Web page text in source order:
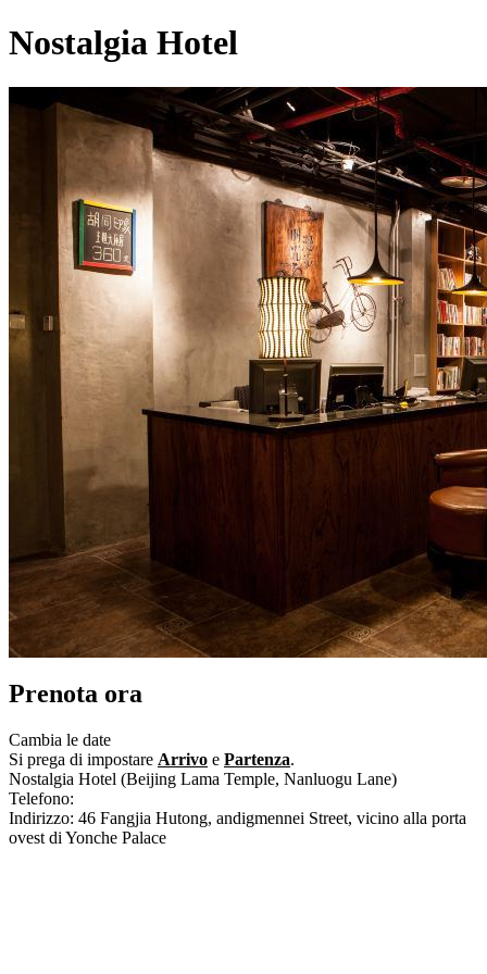
Nostalgia Hotel
Prenota ora
Cambia le date
Si prega di impostare Arrivo e Partenza.
Nostalgia Hotel (Beijing Lama Temple, Nanluogu Lane)
Telefono:
Indirizzo: 46 Fangjia Hutong, andigmennei Street, vicino alla porta
ovest di Yonche Palace